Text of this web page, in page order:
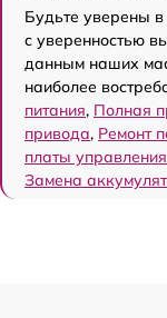
Будьте уверены
с уверенностью
данным наших
наиболее
питания, Полная
привода, Ремонт
платы
Замена